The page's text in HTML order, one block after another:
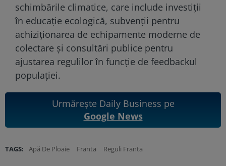
schimbările climatice, care include investiții
în educație ecologică, subvenții pentru
achiziționarea de echipamente moderne de
colectare și consultări publice pentru
ajustarea regulilor în funcție de feedbackul
populației.
Urmărește Daily Business pe
Google News
TAGS: Apă De Ploaie Franta Reguli Franta